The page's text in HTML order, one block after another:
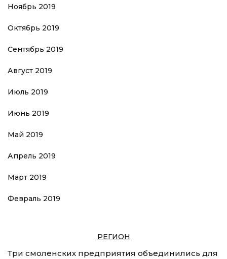
Ноябрь 2019
Октябрь 2019
Сентябрь 2019
Август 2019
Июль 2019
Июнь 2019
Май 2019
Апрель 2019
Март 2019
Февраль 2019
РЕГИОН
Три смоленских предприятия объединились для